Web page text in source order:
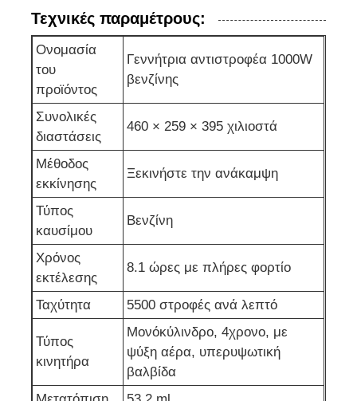
μηχανή diesel γεννητριών
αντλία αποχέτευσης
Τεχνικές παραμέτρους:
Ονομασία
του
προϊόντος
Γεννήτρια αντιστροφέα 1000W
βενζίνης
Συνολικές
διαστάσεις
460 × 259 × 395 χιλιοστά
Μέθοδος
εκκίνησης
Ξεκινήστε την ανάκαμψη
Τύπος
καυσίμου
Βενζίνη
Χρόνος
εκτέλεσης
8.1 ώρες με πλήρες φορτίο
Ταχύτητα 5500 στροφές ανά λεπτό
Τύπος
κινητήρα
Μονόκύλινδρο, 4χρονο, με
ψύξη αέρα, υπερυψωτική
βαλβίδα